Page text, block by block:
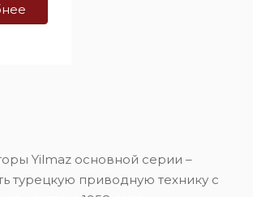
Yilmaz основной серии –
турецкую приводную технику с